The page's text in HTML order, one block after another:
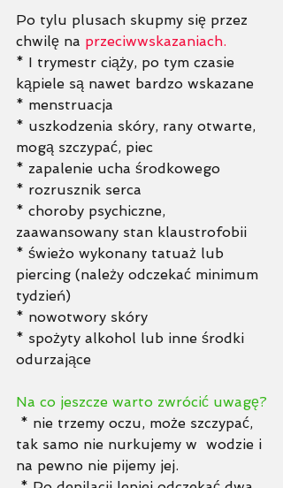
Po tylu plusach skupmy się przez
chwilę na przeciwwskazaniach.
* I trymestr ciąży, po tym czasie
kąpiele są nawet bardzo wskazane
* menstruacja
* uszkodzenia skóry, rany otwarte,
mogą szczypać, piec
* zapalenie ucha środkowego
* rozrusznik serca
* choroby psychiczne,
zaawansowany stan klaustrofobii
* świeżo wykonany tatuaż lub
piercing (należy odczekać minimum
tydzień)
* nowotwory skóry
* spożyty alkohol lub inne środki
odurzające
Na co jeszcze warto zwrócić uwagę?
tak samo nie nurkujemy w  wodzie i
na pewno nie pijemy jej.